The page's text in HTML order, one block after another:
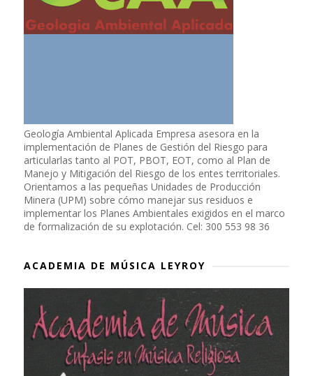
Geología Ambiental Aplicada Empresa asesora en la
implementación de Planes de Gestión del Riesgo para
articularlas tanto al POT, PBOT, EOT, como al Plan de
Manejo y Mitigación del Riesgo de los entes territoriales.
Orientamos a las pequeñas Unidades de Producción
Minera (UPM) sobre cómo manejar sus residuos e
implementar los Planes Ambientales exigidos en el marco
de formalización de su explotación. Cel: 300 553 98 36
ACADEMIA DE MÚSICA LEYROY